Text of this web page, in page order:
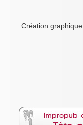
Création